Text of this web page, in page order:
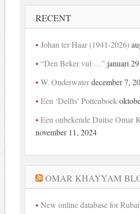
RECENT
Johan ter Haar (1941-2026)
“Den Beker vul …” januari
W. Onderwaterdecember 7,
Een ‘Delfts’ Pottenboek
Een onbekende Duitse Omar
november 11, 2024
OMAR KHAYYAM
New online database for